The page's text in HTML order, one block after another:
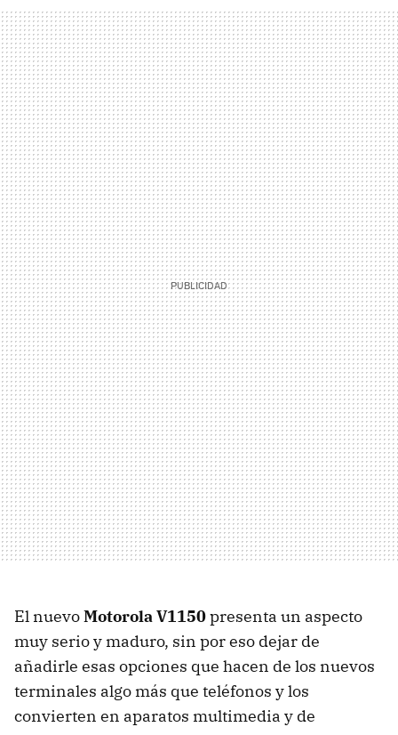
El nuevoMotorola V1150presenta un aspecto
muy serio y maduro, sin por eso dejar de
añadirle esas opciones que hacen de los nuevos
terminales algo más que teléfonos y los
convierten en aparatos multimedia y de